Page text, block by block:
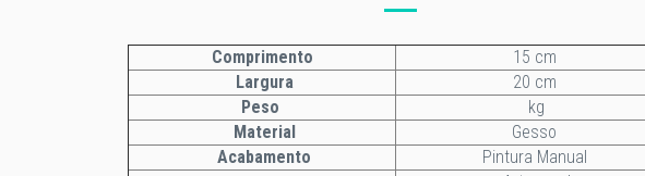
Comprimento
15 cm
Largura
20 cm
Peso
kg
Material
Gesso
Acabamento
Pintura Manual